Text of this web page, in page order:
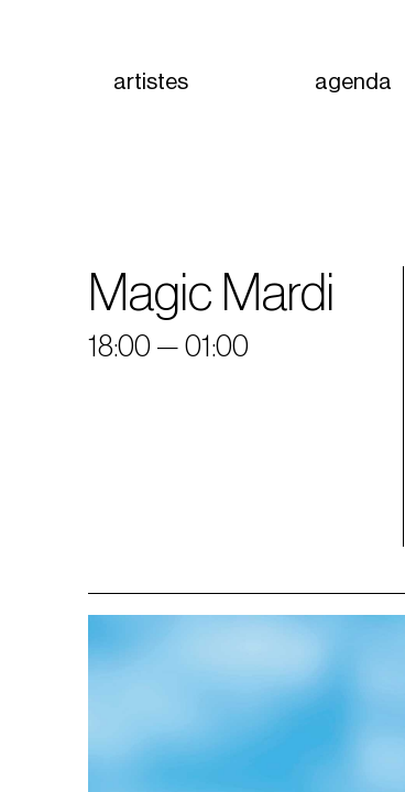
artistes agenda
Magic Mardi
18:00 — 01:00